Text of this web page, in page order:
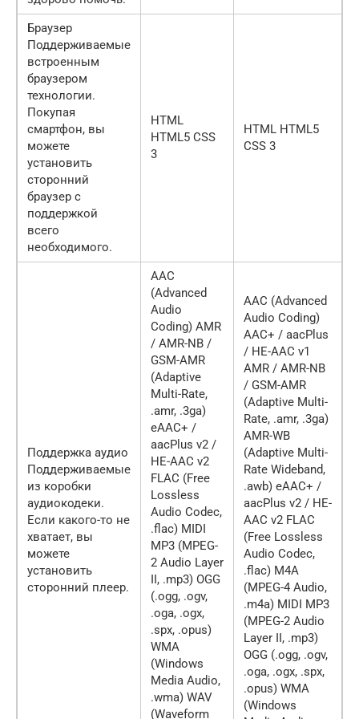
Браузер
Поддерживаемые
встроенным
браузером
технологии.
Покупая
смартфон, вы
можете
установить
сторонний
браузер с
поддержкой
всего
необходимого.
HTML
HTML5 CSS
3
HTML HTML5
CSS 3
Поддержка аудио
Поддерживаемые
из коробки
аудиокодеки.
Если какого-то не
хватает, вы
можете
установить
сторонний плеер.
AAC
(Advanced
Audio
Coding) AMR
/ AMR-NB /
GSM-AMR
(Adaptive
Multi-Rate,
.amr, .3ga)
eAAC+ /
aacPlus v2 /
HE-AAC v2
FLAC (Free
Lossless
Audio Codec,
.flac) MIDI
MP3 (MPEG-
2 Audio Layer
II, .mp3) OGG
(.ogg, .ogv,
.oga, .ogx,
.spx, .opus)
WMA
(Windows
Media Audio,
.wma) WAV
(Waveform
AAC (Advanced
Audio Coding)
AAC+ / aacPlus
/ HE-AAC v1
AMR / AMR-NB
/ GSM-AMR
(Adaptive Multi-
Rate, .amr, .3ga)
AMR-WB
(Adaptive Multi-
Rate Wideband,
.awb) eAAC+ /
aacPlus v2 / HE-
AAC v2 FLAC
(Free Lossless
Audio Codec,
.flac) M4A
(MPEG-4 Audio,
.m4a) MIDI MP3
(MPEG-2 Audio
Layer II, .mp3)
OGG (.ogg, .ogv,
.oga, .ogx, .spx,
.opus) WMA
(Windows